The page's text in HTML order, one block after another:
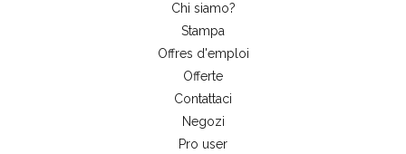
Chi siamo?
Stampa
Offres d'emploi
Offerte
Contattaci
Negozi
Pro user